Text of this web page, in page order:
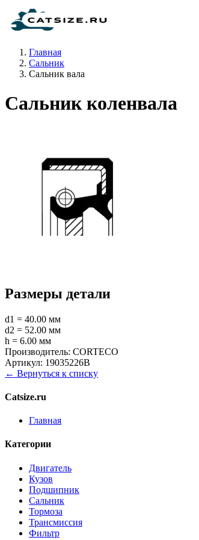
Главная
Сальник
Сальник вала
Сальник коленвала
Размеры детали
d1 = 40.00 мм
d2 = 52.00 мм
h = 6.00 мм
Производитель: CORTECO
Артикул: 19035226B
← Вернуться к списку
Catsize.ru
Главная
Категории
Двигатель
Кузов
Подшипник
Сальник
Тормоза
Трансмиссия
Фильтр